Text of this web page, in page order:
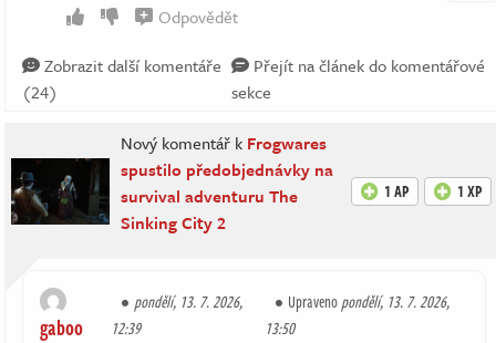
Odpovědět
Zobrazit další komentáře
(24)
Přejít na článek do komentářové
sekce
Nový komentář k Frogwares
spustilo předobjednávky na
survival adventuru The
Sinking City 2
1 AP 1 XP
gaboo
pondělí, 13. 7. 2026,
12:39
Upravenopondělí, 13. 7. 2026,
13:50